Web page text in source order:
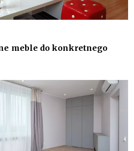
meble do konkretnego